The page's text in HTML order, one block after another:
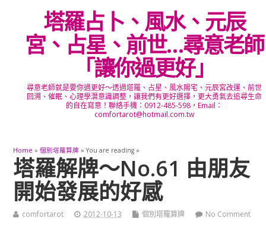
塔羅占卜、風水、元辰
宮、占星、前世…尋意老師
「讓你過更好」
尋意老師就是要你過更好～透過塔羅、占星、風水陽宅、元辰宮改運、前世
回溯、催眠、心理學潛意識調整，讓我們有更好選擇，更大勇氣去追尋生命
的自在寫意！聯絡手機：0912-485-598，Email：
comfortarot@hotmail.com.tw
Home » 個別塔羅算牌 » You are reading »
塔羅解牌～No.61 由朋友
開始發展的好感
comfortarot 2012-10-13 個別塔羅算牌 No Comment